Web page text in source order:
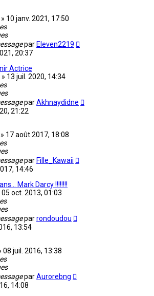
» 10 janv. 2021, 17:50
par Eleven2219
20:37
Actrice
» 13 juil. 2020, 14:34
parAkhnaydidne
21:22
» 17 août 2017, 18:08
par Fille_Kawaii
14:46
Mark Darcy !!!!!!!!
05 oct. 2013, 01:03
parrondoudou
13:54
08 juil. 2016, 13:38
parAurorebng
14:08